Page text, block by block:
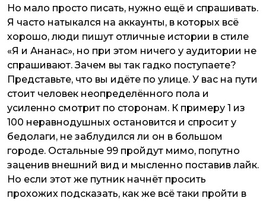
Но мало просто писать, нужно ещё и спрашивать.
Я часто натыкался на аккаунты, в которых всё
хорошо, люди пишут отличные истории в стиле
«Я и Ананас», но при этом ничего у аудитории не
спрашивают. Зачем вы так гадко поступаете?
Представьте, что вы идёте по улице. У вас на пути
стоит человек неопределённого пола и
усиленно смотрит по сторонам. К примеру 1 из
100 неравнодушных остановится и спросит у
бедолаги, не заблудился ли он в большом
городе. Остальные 99 пройдут мимо, попутно
заценив внешний вид и мысленно поставив лайк.
Но если этот же путник начнёт просить
прохожих подсказать, как же всё таки пройти в